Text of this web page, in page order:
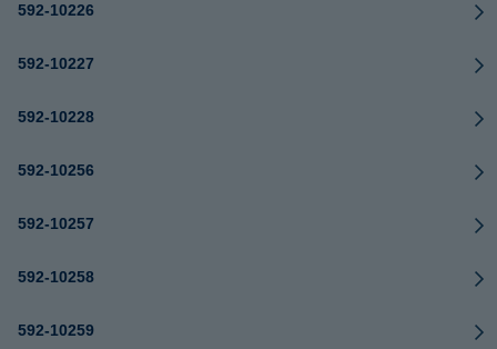
592-10226
592-10227
592-10228
592-10256
592-10257
592-10258
592-10259